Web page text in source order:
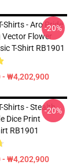
Shirts - Aro Pride
Flower
T-Shirt RB1901
₩4,202,900
-20%
Shirts - Stealth
Dice Print
RB1901
₩4,202,900
-20%